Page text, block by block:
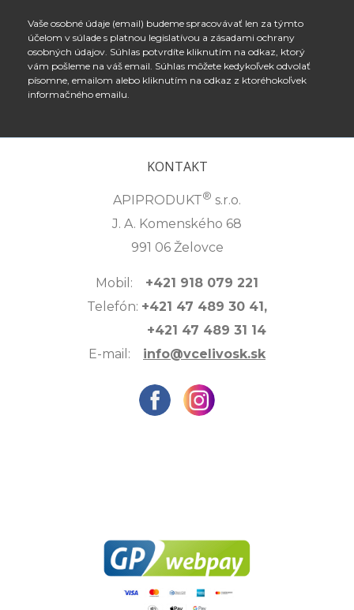
Vaše osobné údaje (email) budeme spracovávať len za týmto
účelom v súlade s platnou legislatívou a zásadami ochrany
osobných údajov. Súhlas potvrdíte kliknutím na odkaz, ktorý
vám pošleme na váš email. Súhlas môžete kedykoľvek odvolať
písomne, emailom alebo kliknutím na odkaz z ktoréhokoľvek
informačného emailu.
KONTAKT
APIPRODUKT® s.r.o.
J. A. Komenského 68
991 06 Želovce
Mobil: +421 918 079 221
Telefón: +421 47 489 30 41,
+421 47 489 31 14
E-mail: info@vcelivosk.sk